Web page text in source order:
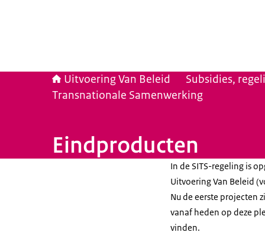
Uitvoering Van Beleid Subsidies,
Transnationale Samenwerking
Eindproducten
In de SITS-regeling is
Uitvoering Van Beleid
Nu de eerste projecten
vanaf heden op deze
vinden.